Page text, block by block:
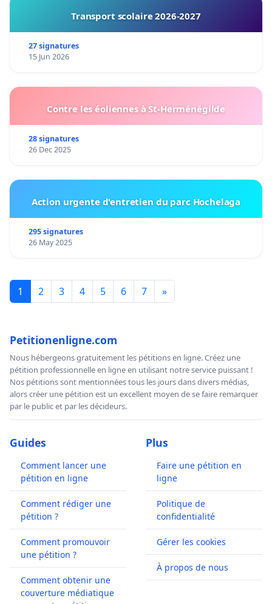
Transport scolaire 2026-2027
27 signatures
15 Jun 2026
Contre les éoliennes à St-Herménégilde
28 signatures
26 Dec 2025
Action urgente d'entretien du parc Hochelaga
295 signatures
26 May 2025
1 2 3 4 5 6 7 »
Petitionenligne.com
Nous hébergeons gratuitement les pétitions en ligne. Créez une
pétition professionnelle en ligne en utilisant notre service puissant !
Nos pétitions sont mentionnées tous les jours dans divers médias,
alors créer une pétition est un excellent moyen de se faire remarquer
par le public et par les décideurs.
Guides
Comment lancer une
pétition en ligne
Comment rédiger une
pétition ?
Comment promouvoir
une pétition ?
Comment obtenir une
couverture médiatique
Plus
Faire une pétition en
ligne
Politique de
confidentialité
Gérer les cookies
À propos de nous